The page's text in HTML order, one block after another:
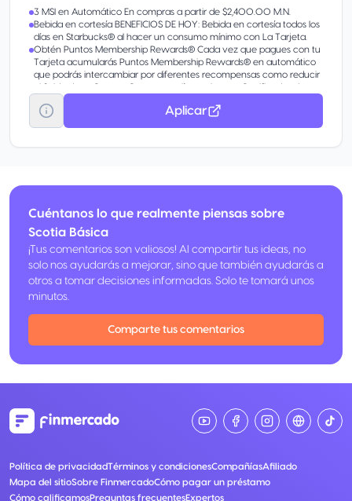
3 MSI en Automático En compras a partir de $2,400.00 M.N.
Bebida en cortesía BENEFICIOS DE HOY: Bebida en cortesía todos los
días en Starbucks® al hacer un consumo mínimo con La Tarjeta.
Obtén Puntos Membership Rewards® Cada vez que pagues con tu
Tarjeta acumularás Puntos Membership Rewards® en automático
que podrás intercambiar por diferentes recompensas como reducir
el Saldo de tu Cuenta, Comprar en línea, obtener Certificados de
Regalo, y más.
Aplicar
Cuéntanos lo que realmente piensas sobre
Scotia Básica
¡Tus comentarios son valiosos! Al compartir tus ideas, no
solo nos ayudarás a mejorar, sino que también ayudarás a
otros a tomar decisiones informadas. Solo te tomará unos
minutos.
Comparte tus comentarios
Política de privacidadTérminos y condicionesCompañíasAfiliado
Mapa del sitioSobre FinmercadoCómo pagar un préstamo
Cómo calificamosPreguntas frecuentesExpertos